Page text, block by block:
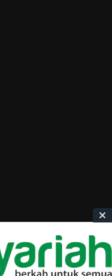
. All Rights Reserved.